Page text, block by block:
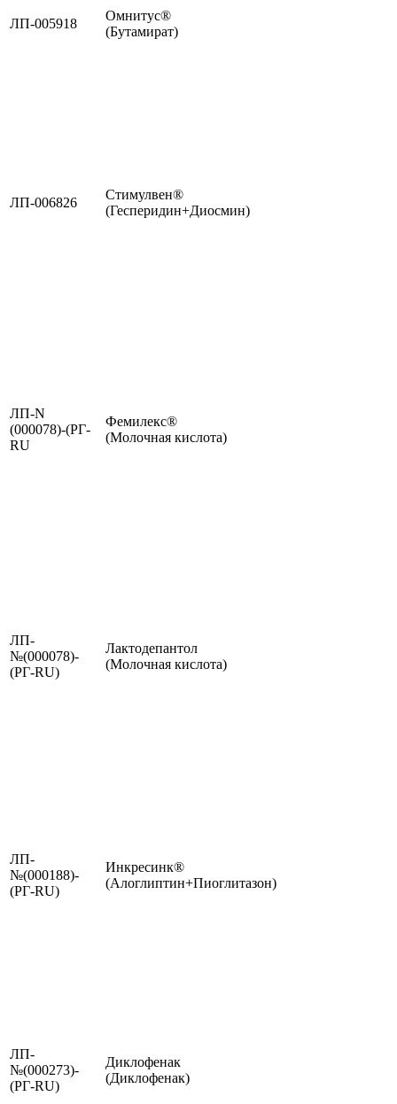
ЛП-005918
Омнитус®
(Бутамират)
ЛП-006826
Стимулвен®
(Гесперидин+Диосмин)
ЛП-N
(000078)-(РГ-
RU
Фемилекс®
(Молочная кислота)
ЛП-
№(000078)-
(РГ-RU)
Лактодепантол
(Молочная кислота)
ЛП-
№(000188)-
(РГ-RU)
Инкресинк®
(Алоглиптин+Пиоглитазон)
ЛП-
№(000273)-
(РГ-RU)
Диклофенак
(Диклофенак)